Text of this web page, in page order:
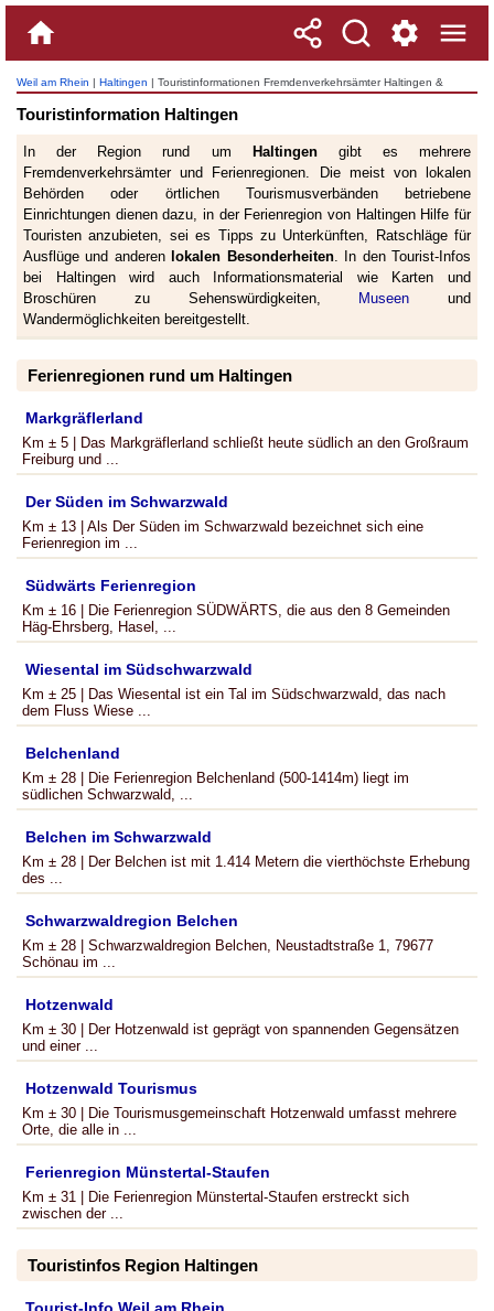
Weil am Rhein | Haltingen | Touristinformationen Fremdenverkehrsämter Haltingen &
Touristinformation Haltingen
In der Region rund um Haltingengibt es mehrere
Fremdenverkehrsämter und Ferienregionen. Die meist von lokalen
Behörden oder örtlichen Tourismusverbänden betriebene
Einrichtungen dienen dazu, in der Ferienregion von Haltingen Hilfe für
Touristen anzubieten, sei es Tipps zu Unterkünften, Ratschläge für
Ausflüge und anderen lokalen Besonderheiten. In den Tourist-Infos
bei Haltingen wird auch Informationsmaterial wie Karten und
Broschüren zu Sehenswürdigkeiten,
Museen und
Wandermöglichkeiten bereitgestellt.
Ferienregionen rund um Haltingen
Markgräflerland
Km ± 5 | Das Markgräflerland schließt heute südlich an den Großraum
Freiburg und ...
Der Süden im Schwarzwald
Km ± 13 | Als Der Süden im Schwarzwald bezeichnet sich eine
Ferienregion im ...
Südwärts Ferienregion
Km ± 16 | Die Ferienregion SÜDWÄRTS, die aus den 8 Gemeinden
Häg-Ehrsberg, Hasel, ...
Wiesental im Südschwarzwald
Km ± 25 | Das Wiesental ist ein Tal im Südschwarzwald, das nach
dem Fluss Wiese ...
Belchenland
Km ± 28 | Die Ferienregion Belchenland (500-1414m) liegt im
südlichen Schwarzwald, ...
Belchen im Schwarzwald
Km ± 28 | Der Belchen ist mit 1.414 Metern die vierthöchste Erhebung
des ...
Schwarzwaldregion Belchen
Km ± 28 | Schwarzwaldregion Belchen, Neustadtstraße 1, 79677
Schönau im ...
Hotzenwald
Km ± 30 | Der Hotzenwald ist geprägt von spannenden Gegensätzen
und einer ...
Hotzenwald Tourismus
Km ± 30 | Die Tourismusgemeinschaft Hotzenwald umfasst mehrere
Orte, die alle in ...
Ferienregion Münstertal-Staufen
Km ± 31 | Die Ferienregion Münstertal-Staufen erstreckt sich
zwischen der ...
Touristinfos Region Haltingen